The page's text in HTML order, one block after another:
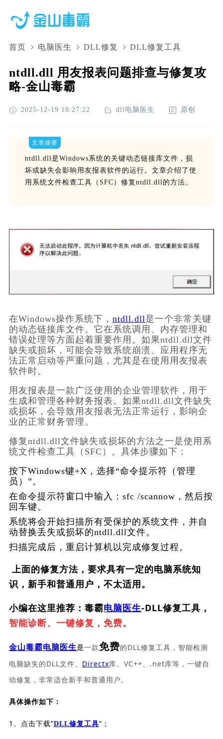
首页 电脑医生 DLL修复 DLL修复工具
ntdll.dll 用友报表问题排查与修复攻
略-金山毒霸
2025-12-19 18:27:22 dll电脑医生 原创
文章摘要
ntdll.dll是Windows系统的关键动态链接库文件，损
坏或缺失会影响用友报表软件的运行。文章介绍了使
用系统文件检查工具（SFC）修复ntdll.dll的方法。
在Windows操作系统下， ntdll.dll是一个非常关键
的动态链接库文件。它在系统调用、内存管理和
错误处理等方面起着重要作用。如果ntdll.dll文件
缺失或损坏，可能会导致系统崩溃、应用程序无
法正常启动等严重问题，尤其是在使用用友报表
软件时。
用友报表是一款广泛使用的企业管理软件，用于
生成和管理各种财务报表。如果ntdll.dll文件缺失
或损坏，会导致用友报表无法正常运行，影响企
业的正常财务管理。
修复ntdll.dll文件缺失或损坏的方法之一是使用系
统文件检查工具（SFC）。具体步骤如下：
按下Windows键+X，选择“命令提示符（管理
员）”。
在命令提示符窗口中输入： sfc /scannow ，然后按
回车键。
系统将会开始扫描所有受保护的系统文件，并自
动替换丢失或损坏的ntdll.dll文件。
扫描完成后，重启计算机以完成修复过程。
上面的修复方法，要求具有一定的电脑系统知
识，新手和普通用户，不太适用。
小编在这里推荐：毒霸电脑医生-DLL修复工具，
智能诊断、一键修复，免费。
金山毒霸电脑医生是一款免费的DLL修复工具，智能检测
电脑缺失的DLL文件、 Directx库、VC++、.net库等，一键自
动修复，非常适合新手和普通用户。
具体操作如下：
1、点击下载“DLL修复工具”；